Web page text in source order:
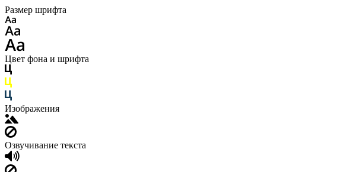
Размер шрифта
Цвет фона и шрифта
Изображения
Озвучивание текста